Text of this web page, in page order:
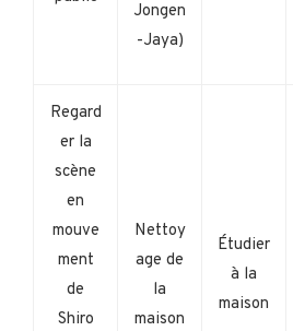
Jongen
-Jaya)
Regard
er la
scène
en
mouve
ment
de
Shiro
Nettoy
age de
la
maison
Étudier
à la
maison